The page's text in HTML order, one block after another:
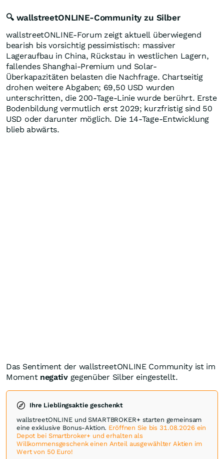
🔍 wallstreetONLINE-Community zu Silber
wallstreetONLINE-Forum zeigt aktuell überwiegend
bearish bis vorsichtig pessimistisch: massiver
Lageraufbau in China, Rückstau in westlichen Lagern,
fallendes Shanghai-Premium und Solar-
Überkapazitäten belasten die Nachfrage. Chartseitig
drohen weitere Abgaben; 69,50 USD wurden
unterschritten, die 200-Tage-Linie wurde berührt. Erste
Bodenbildung vermutlich erst 2029; kurzfristig sind 50
USD oder darunter möglich. Die 14-Tage-Entwicklung
blieb abwärts.
Das Sentiment der wallstreetONLINE Community ist im
Moment negativgegenüber Silber eingestellt.
Ihre Lieblingsaktie geschenkt
wallstreetONLINE und SMARTBROKER+ starten gemeinsam
eine exklusive Bonus-Aktion. Eröffnen Sie bis 31.08.2026 ein
Depot bei Smartbroker+ und erhalten als
Willkommensgeschenk einen Anteil ausgewählter Aktien im
Wert von 50 Euro!